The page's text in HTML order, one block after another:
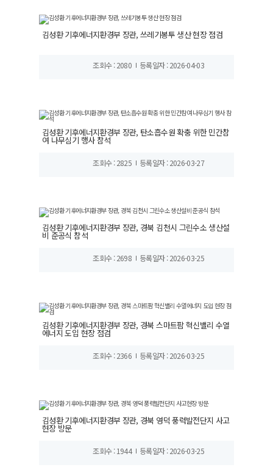
김성환 기후에너지환경부 장관, 쓰레기봉투 생산 현장 점검
조회수 : 2080 등록일자 : 2026-04-03
김성환 기후에너지환경부 장관, 탄소흡수원 확충 위한 민간참
여 나무심기 행사 참석
조회수 : 2825 등록일자 : 2026-03-27
김성환 기후에너지환경부 장관, 경북 김천시 그린수소 생산설
비 준공식 참석
조회수 : 2698 등록일자 : 2026-03-25
김성환 기후에너지환경부 장관, 경북 스마트팜 혁신밸리 수열
에너지 도입 현장 점검
조회수 : 2366 등록일자 : 2026-03-25
김성환 기후에너지환경부 장관, 경북 영덕 풍력발전단지 사고
현장 방문
조회수 : 1944 등록일자 : 2026-03-25